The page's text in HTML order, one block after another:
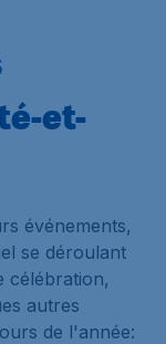
et-
événements,
se déroulant
célébration,
autres
de l'année: